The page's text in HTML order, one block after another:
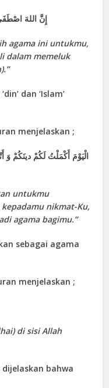
إِنَّ اللهَ
agama ini untukmu,
dalam memeluk
dan ‘Islam’
menjelaskan ;
الْيَوْمَ أَكْمَلْتُ لَكُمْ دينَكُمْ
untukmu
nikmat-Ku,
agama bagimu.”
sebagai agama
menjelaskan ;
di sisi Allah
bahwa